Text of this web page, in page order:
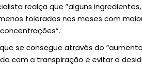
realça que “alguns
tolerados nos meses com
que se consegue através do
com a transpiração e evitar a